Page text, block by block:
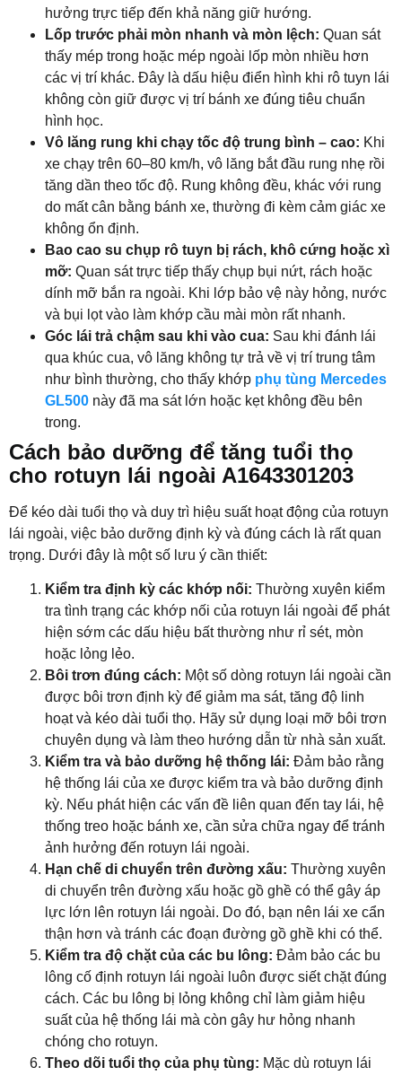
hưởng trực tiếp đến khả năng giữ hướng.
Lốp trước phải mòn nhanh và mòn lệch: Quan sát
thấy mép trong hoặc mép ngoài lốp mòn nhiều hơn
các vị trí khác. Đây là dấu hiệu điển hình khi rô tuyn lái
không còn giữ được vị trí bánh xe đúng tiêu chuẩn
hình học.
Vô lăng rung khi chạy tốc độ trung bình – cao: Khi
xe chạy trên 60–80 km/h, vô lăng bắt đầu rung nhẹ rồi
tăng dần theo tốc độ. Rung không đều, khác với rung
do mất cân bằng bánh xe, thường đi kèm cảm giác xe
không ổn định.
Bao cao su chụp rô tuyn bị rách, khô cứng hoặc xì
mỡ: Quan sát trực tiếp thấy chụp bụi nứt, rách hoặc
dính mỡ bắn ra ngoài. Khi lớp bảo vệ này hỏng, nước
và bụi lọt vào làm khớp cầu mài mòn rất nhanh.
Góc lái trả chậm sau khi vào cua: Sau khi đánh lái
qua khúc cua, vô lăng không tự trả về vị trí trung tâm
như bình thường, cho thấy khớp phụ tùng Mercedes
GL500 này đã ma sát lớn hoặc kẹt không đều bên
trong.
Cách bảo dưỡng để tăng tuổi thọ
cho rotuyn lái ngoài A1643301203
Để kéo dài tuổi thọ và duy trì hiệu suất hoạt động của rotuyn
lái ngoài, việc bảo dưỡng định kỳ và đúng cách là rất quan
trọng. Dưới đây là một số lưu ý cần thiết:
Kiểm tra định kỳ các khớp nối: Thường xuyên kiểm
tra tình trạng các khớp nối của rotuyn lái ngoài để phát
hiện sớm các dấu hiệu bất thường như rỉ sét, mòn
hoặc lỏng lẻo.
Bôi trơn đúng cách: Một số dòng rotuyn lái ngoài cần
được bôi trơn định kỳ để giảm ma sát, tăng độ linh
hoạt và kéo dài tuổi thọ. Hãy sử dụng loại mỡ bôi trơn
chuyên dụng và làm theo hướng dẫn từ nhà sản xuất.
Kiểm tra và bảo dưỡng hệ thống lái: Đảm bảo rằng
hệ thống lái của xe được kiểm tra và bảo dưỡng định
kỳ. Nếu phát hiện các vấn đề liên quan đến tay lái, hệ
thống treo hoặc bánh xe, cần sửa chữa ngay để tránh
ảnh hưởng đến rotuyn lái ngoài.
Hạn chế di chuyển trên đường xấu: Thường xuyên
di chuyển trên đường xấu hoặc gồ ghề có thể gây áp
lực lớn lên rotuyn lái ngoài. Do đó, bạn nên lái xe cẩn
thận hơn và tránh các đoạn đường gồ ghề khi có thể.
Kiểm tra độ chặt của các bu lông: Đảm bảo các bu
lông cố định rotuyn lái ngoài luôn được siết chặt đúng
cách. Các bu lông bị lỏng không chỉ làm giảm hiệu
suất của hệ thống lái mà còn gây hư hỏng nhanh
chóng cho rotuyn.
Theo dõi tuổi thọ của phụ tùng: Mặc dù rotuyn lái